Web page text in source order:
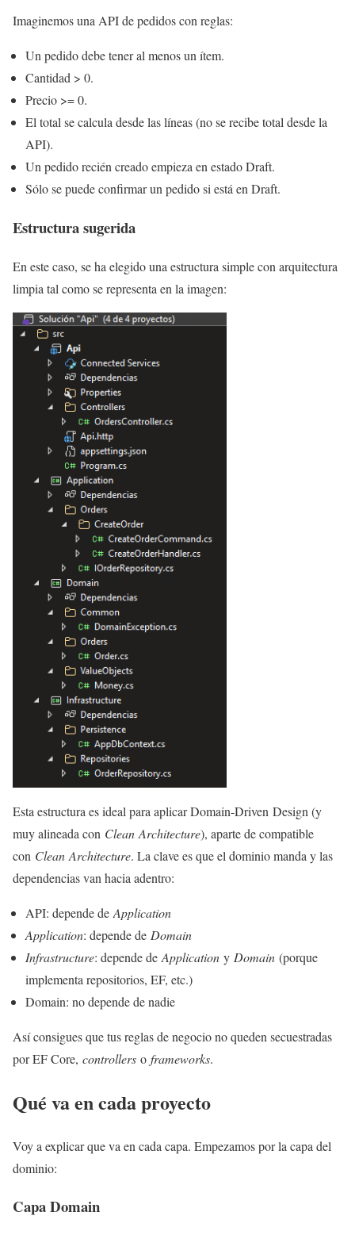
Imaginemos una API de pedidos con reglas:
Un pedido debe tener al menos un ítem.
Cantidad > 0.
Precio >= 0.
El total se calcula desde las líneas (no se recibe total desde la
API).
Un pedido recién creado empieza en estado Draft.
Sólo se puede confirmar un pedido si está en Draft.
Estructura sugerida
En este caso, se ha elegido una estructura simple con arquitectura
limpia tal como se representa en la imagen:
Esta estructura es ideal para aplicar Domain-Driven Design (y
muy alineada con Clean Architecture), aparte de compatible
con Clean Architecture. La clave es que el dominio manda y las
dependencias van hacia adentro:
API: depende de Application
Application: depende de Domain
Infrastructure: depende de Application y Domain (porque
implementa repositorios, EF, etc.)
Domain: no depende de nadie
Así consigues que tus reglas de negocio no queden secuestradas
por EF Core, controllers o frameworks.
Qué va en cada proyecto
Voy a explicar que va en cada capa. Empezamos por la capa del
dominio:
Capa Domain